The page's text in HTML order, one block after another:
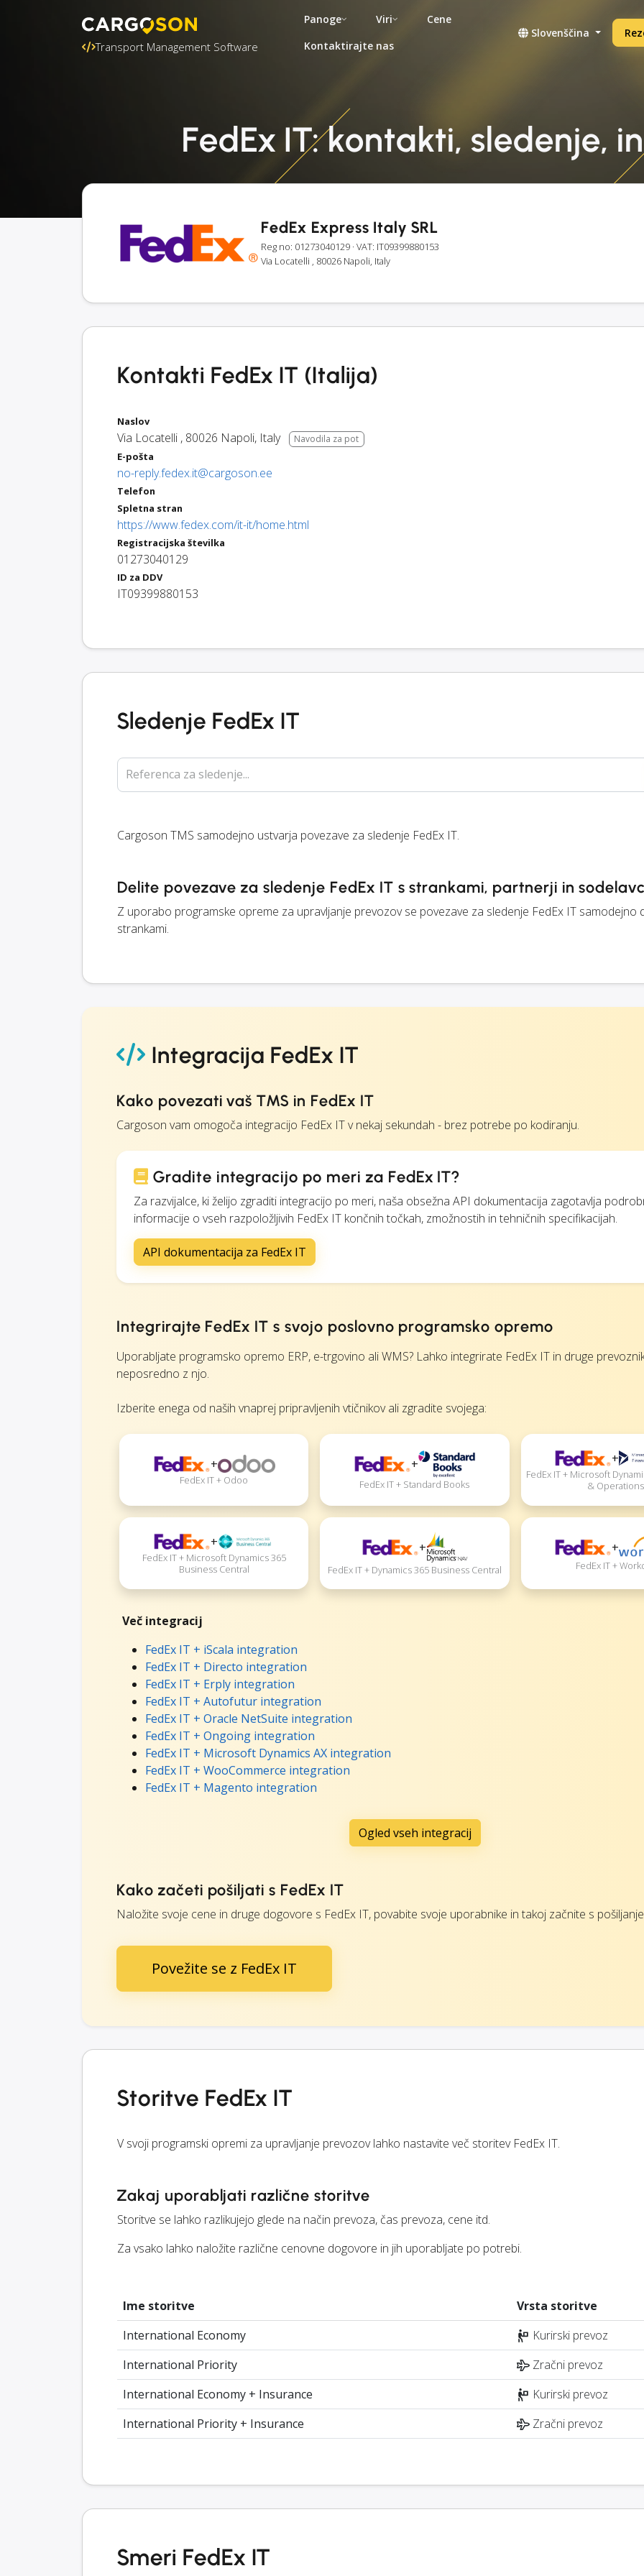
Transport Management Software
Panoge Viri
Cene
Kontaktirajte nas
Slovenščina
FedEx IT: kontakti, sledenje,
FedEx Express Italy SRL
Reg no: 01273040129 · VAT: IT09399880153
Via Locatelli , 80026 Napoli, Italy
Kontakti FedEx IT (Italija)
Naslov
Via Locatelli , 80026 Napoli, Italy Navodila za pot
E-pošta
no-reply.fedex.it@cargoson.ee
Telefon
Spletna stran
https://www.fedex.com/it-it/home.html
Registracijska številka
01273040129
ID za DDV
IT09399880153
Sledenje FedEx IT
Referenca za sledenje...
Cargoson TMS samodejno ustvarja povezave za sledenje FedEx IT.
Delite povezave za sledenje FedEx IT s strankami, partnerji in
Z uporabo programske opreme za upravljanje prevozov se povezave za sledenje FedEx IT samodejno
strankami.
Integracija FedEx IT
Kako povezati vaš TMS in FedEx IT
Cargoson vam omogoča integracijo FedEx IT v nekaj sekundah - brez potrebe po kodiranju.
Gradite integracijo po meri za FedEx IT?
Za razvijalce, ki želijo zgraditi integracijo po meri, naša obsežna API dokumentacija zagotavlja
informacije o vseh razpoložljivih FedEx IT končnih točkah, zmožnostih in tehničnih specifikacijah.
API dokumentacija za FedEx IT
Integrirajte FedEx IT s svojo poslovno programsko opremo
Uporabljate programsko opremo ERP, e-trgovino ali WMS? Lahko integrirate FedEx IT in druge
neposredno z njo.
Izberite enega od naših vnaprej pripravljenih vtičnikov ali zgradite svojega:
+
FedEx IT + Odoo
+
FedEx IT + Standard Books
+
FedEx IT + Microsoft
& Operations
+
FedEx IT + Microsoft Dynamics 365
Business Central
+
FedEx IT + Dynamics 365 Business Central
+
FedEx IT +
Več integracij
FedEx IT + iScala integration
FedEx IT + Directo integration
FedEx IT + Erply integration
FedEx IT + Autofutur integration
FedEx IT + Oracle NetSuite integration
FedEx IT + Ongoing integration
FedEx IT + Microsoft Dynamics AX integration
FedEx IT + WooCommerce integration
FedEx IT + Magento integration
Ogled vseh integracij
Kako začeti pošiljati s FedEx IT
Naložite svoje cene in druge dogovore s FedEx IT, povabite svoje uporabnike in takoj začnite s
Povežite se z FedEx IT
Storitve FedEx IT
V svoji programski opremi za upravljanje prevozov lahko nastavite več storitev FedEx IT.
Zakaj uporabljati različne storitve
Storitve se lahko razlikujejo glede na način prevoza, čas prevoza, cene itd.
Za vsako lahko naložite različne cenovne dogovore in jih uporabljate po potrebi.
Ime storitve
Vrsta storitve
International Economy
Kurirski prevoz
International Priority
Zračni prevoz
International Economy + Insurance
Kurirski prevoz
International Priority + Insurance
Zračni prevoz
Smeri FedEx IT